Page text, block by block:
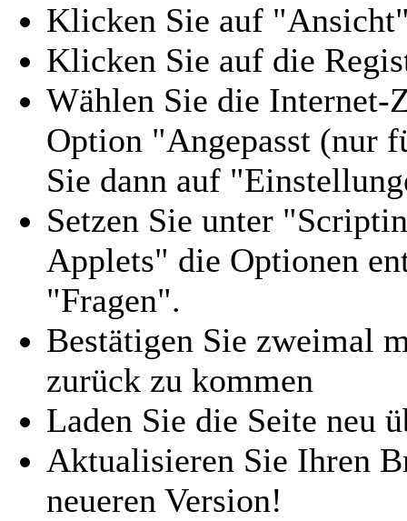
Klicken Sie auf
Klicken Sie auf die
Wählen Sie die Internet-
Option "Angepasst (nur
Sie dann auf
Setzen Sie unter
Applets" die Optionen
"Fragen".
Bestätigen Sie zweimal
zurück zu kommen
Laden Sie die Seite neu
Aktualisieren Sie Ihren
neueren Version!